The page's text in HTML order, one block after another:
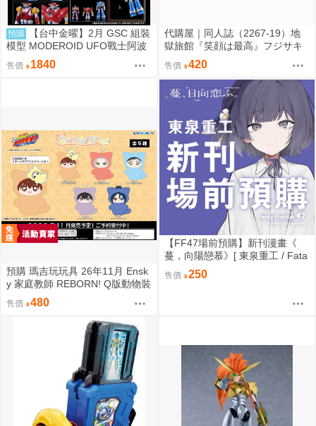
預購
【台中金曜】2月 GSC 組裝
模型 MODEROID UFO戰士阿波
羅 大阿波羅 0904
售價 1840
代購屋｜同人誌（2267-19）地
獄旅館『笑顔は最高』フジサキ
售價 420
預購 瑪吉玩玩具 26年11月 Ensk
y 家庭教師 REBORN! Q版動物裝
珠鍊布偶吊飾 娃娃 5款分售 0814
售價 480
【FF47場前預購】新刊漫畫《
蔓，向陽戀慕》[ 東泉重工 / Fata
aa / 美鈴x手毬 / 秦谷美鈴 / 月村
手毬 / 學園偶像大師 / 全年齡 / 百
售價 250